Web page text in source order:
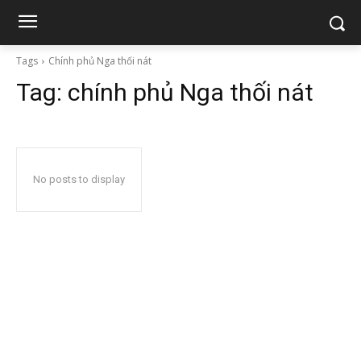
Tags Chính phủ Nga thối nát
Tag: chính phủ Nga thối nát
No posts to display